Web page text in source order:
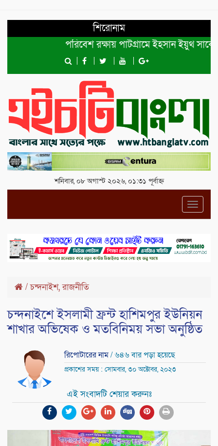
শিরোনাম
পরিবেশ রক্ষায় পাটগ্রামে ইহসান ইয়ুথ সার্কেলের
শনিবার, ০৮ অগাস্ট ২০২৬, ০১:৩১ পূর্বাহ্ন
/চন্দনাইশ,রাজনীতি
চন্দনাইশে ইসলামী ফ্রন্ট হাশিমপুর ইউনিয়ন
শাখার অভিষেক ও মতবিনিময় সভা অনুষ্ঠিত
রিপোটারের নাম/ ৬৪৬ বার পড়া হয়েছে
প্রকাশের সময় : সোমবার, ৩০ অক্টোবর, ২০২৩
এই সংবাদটি শেয়ার করুনঃ